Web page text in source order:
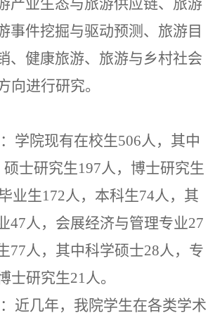
产业生态与旅游供应链、旅游
事件挖掘与驱动预测、旅游目
、健康旅游、旅游与乡村社会
向进行研究。
学院现有在校生506人，其中
硕士研究生197人，博士研究生
业生172人，本科生74人，其
47人，会展经济与管理专业27
77人，其中科学硕士28人，专
士研究生21人。
近几年，我院学生在各类学术